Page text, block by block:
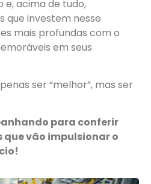
e, acima de tudo,
que investem nesse
mais profundas com o
​​em seus
ser “melhor”, mas ser
para conferir
vão impulsionar o